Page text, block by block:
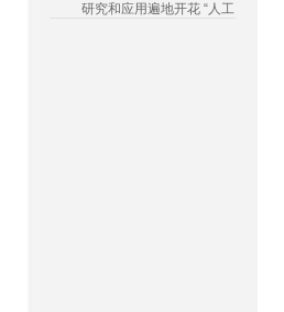
研究和应用遍地开花 “人工